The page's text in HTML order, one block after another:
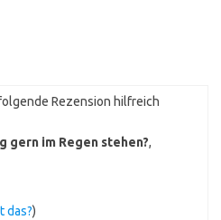
Rezension hilfreich
gern im Regen stehen?,
das?)